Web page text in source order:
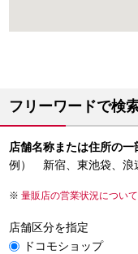
フリーワードで検
店舗名称または住所の一
例） 新宿、東池袋、浪
量販店の営業状況につい
店舗区分を指定
ドコモショップ